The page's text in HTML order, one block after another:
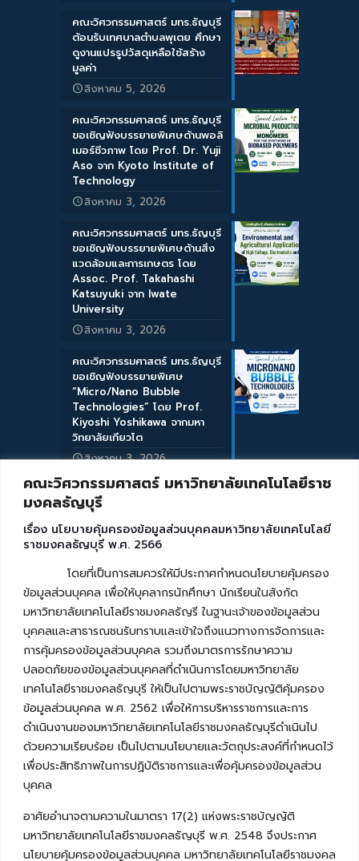
คณะวิศวกรรมศาสตร์ มหาวิทยาลัยเทคโนโลยีราช
มงคลธัญบุรี
เรื่อง นโยบายคุ้มครองข้อมูลส่วนบุคคลมหาวิทยาลัยเทคโนโลยี
ราชมงคลธัญบุรี พ.ศ. 2566
โดยที่เป็นการสมควรให้มีประกาศกำหนดนโยบายคุ้มครอง
ข้อมูลส่วนบุคคล เพื่อให้บุคลากรนักศึกษา นักเรียนในสังกัด
มหาวิทยาลัยเทคโนโลยีราชมงคลธัญรี ในฐานะเจ้าของข้อมูลส่วน
บุคคลและสาธารณชนรับทราบและเข้าใจถึงแนวทางการจัดการและ
การคุ้มครองข้อมูลส่วนบุคคล รวมถึงมาตรการรักษาความ
ปลอดภัยของข้อมูลส่วนบุคคลที่ดำเนินการโดยมหาวิทยาลัย
เทคโนโลยีราชมงคลธัญบุรี ให้เป็นไปตามพระราชบัญญัติคุ้มครอง
ข้อมูลส่วนบุคคล พ.ศ. 2562 เพื่อให้การบริหารราชการและการ
ดำเนินงานของมหาวิทยาลัยเทคโนโลยีราชมงคลธัญบุรีดำเนินไป
ด้วยความเรียบร้อย เป็นไปตามนโยบายและวัตถุประสงค์ที่กำหนดไว้
เพื่อประสิทธิภาพในการปฏิบัติราชการและเพื่อคุ้มครองข้อมูลส่วน
บุคคล
อาศัยอำนาจตามความในมาตรา 17(2) แห่งพระราชบัญญัติ
มหาวิทยาลัยเทคโนโลยีราชมงคลธัญบุรี พ.ศ. 2548 จึงประกาศ
นโยบายคุ้มครองข้อมูลส่วนบุคคล มหาวิทยาลัยเทคโนโลยีราชมงคล
คณะวิศวกรรมศาสตร์ มทร.ธัญบุรี
ต้อนรับเทศบาลตำบลพุเตย ศึกษา
ดูงานแปรรูปวัสดุเหลือใช้สร้าง
มูลค่า
สิงหาคม 5, 2026
คณะวิศวกรรมศาสตร์ มทร.ธัญบุรี
ขอเชิญฟังบรรยายพิเศษด้านพอลิ
เมอร์ชีวภาพ โดย Prof. Dr. Yuji
Aso จาก Kyoto Institute of
Technology
สิงหาคม 3, 2026
คณะวิศวกรรมศาสตร์ มทร.ธัญบุรี
ขอเชิญฟังบรรยายพิเศษด้านสิ่ง
แวดล้อมและการเกษตร โดย
Assoc. Prof. Takahashi
Katsuyuki จาก Iwate
University
สิงหาคม 3, 2026
คณะวิศวกรรมศาสตร์ มทร.ธัญบุรี
ขอเชิญฟังบรรยายพิเศษ
“Micro/Nano Bubble
Technologies” โดย Prof.
Kiyoshi Yoshikawa จากมหา
วิทยาลัยเกียวโต
สิงหาคม 3, 2026